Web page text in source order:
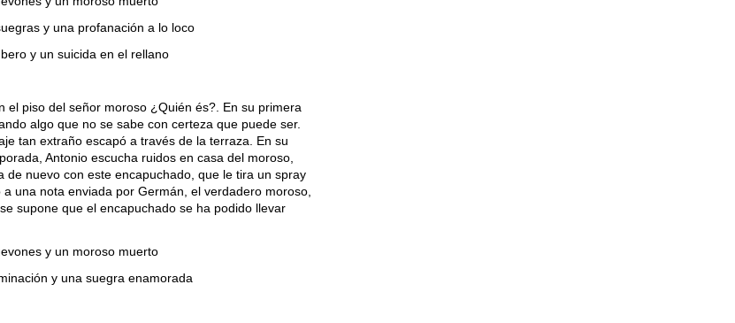
y una profanación a lo loco
y un suicida en el rellano
el piso del señor moroso ¿Quién és?. En su primera
algo que no se sabe con certeza que puede ser.
tan extraño escapó a través de la terraza. En su
Antonio escucha ruidos en casa del moroso,
nuevo con este encapuchado, que le tira un spray
una nota enviada por Germán, el verdadero moroso,
supone que el encapuchado se ha podido llevar
y un moroso muerto
y una suegra enamorada